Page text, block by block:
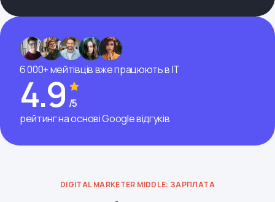
6 000+ мейтівців вже працюють в ІТ
4.9 /5
рейтинг на основі Google відгуків
DIGITAL MARKETER MIDDLE: ЗАРПЛАТА